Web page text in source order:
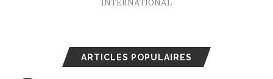
ARTICLES POPULAIRES